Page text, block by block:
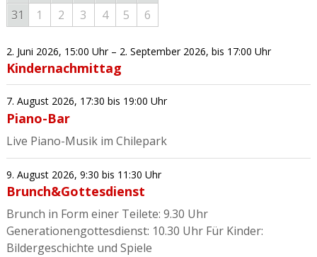
31
1 2 3 4 5 6
2. Juni 2026, 15:00 Uhr– 2. September 2026, bis 17:00 Uhr
Kindernachmittag
7. August 2026, 17:30 bis 19:00 Uhr
Piano-Bar
Live Piano-Musik im Chilepark
9. August 2026, 9:30 bis 11:30 Uhr
Brunch&Gottesdienst
Brunch in Form einer Teilete: 9.30 Uhr
Generationengottesdienst: 10.30 Uhr Für Kinder:
Bildergeschichte und Spiele